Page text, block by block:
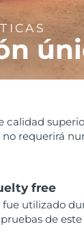
calidad
no requerirá
free
utilizado
de